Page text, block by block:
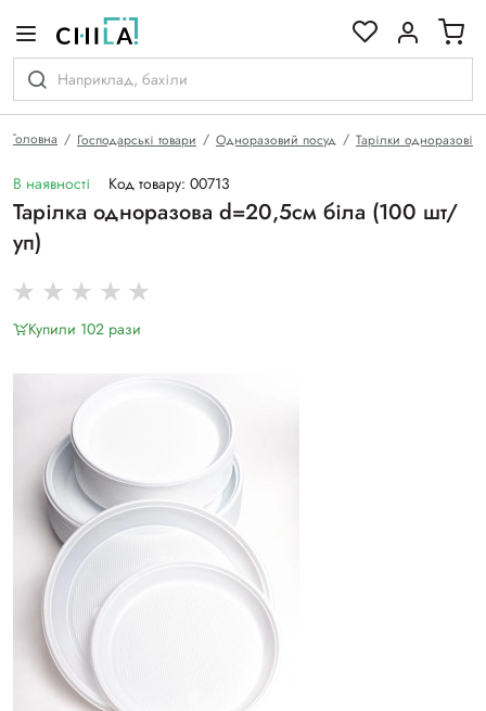
Головна Господарські товари Одноразовий посуд Тарілки одноразові
В наявності Код товару: 00713
Тарілка одноразова d=20,5см біла (100 шт/
уп)
Купили 102 рази
гамі